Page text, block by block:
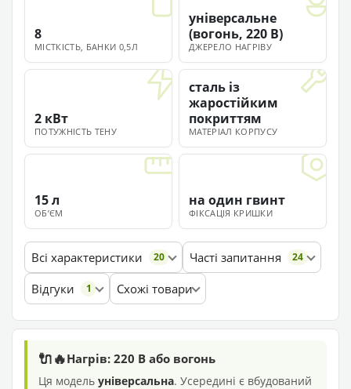
МІСТКІСТЬ, БАНКИ 0,5Л
8
ДЖЕРЕЛО НАГРІВУ
універсальне
(вогонь, 220 В)
ПОТУЖНІСТЬ ТЕНУ
2 кВт
МАТЕРІАЛ КОРПУСУ
сталь із
жаростійким
покриттям
ОБʼЄМ
15 л
ФІКСАЦІЯ КРИШКИ
на один гвинт
Всі характеристики 20 Часті запитання 24
Відгуки 1 Схожі товари
🔌🔥Нагрів: 220 В або вогонь
Ця модель універсальна. Усередині є вбудований